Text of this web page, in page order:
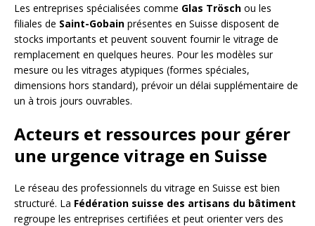
Les entreprises spécialisées comme Glas Trösch ou les
filiales de Saint-Gobain présentes en Suisse disposent de
stocks importants et peuvent souvent fournir le vitrage de
remplacement en quelques heures. Pour les modèles sur
mesure ou les vitrages atypiques (formes spéciales,
dimensions hors standard), prévoir un délai supplémentaire de
un à trois jours ouvrables.
Acteurs et ressources pour gérer
une urgence vitrage en Suisse
Le réseau des professionnels du vitrage en Suisse est bien
structuré. La Fédération suisse des artisans du bâtiment
regroupe les entreprises certifiées et peut orienter vers des